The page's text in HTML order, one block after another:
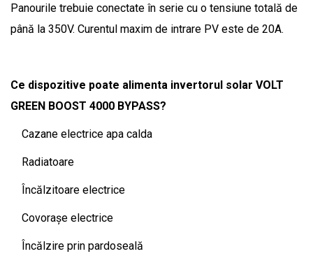
Panourile trebuie conectate în serie cu o tensiune totală de
până la 350V. Curentul maxim de intrare PV este de 20A.
Ce dispozitive poate alimenta invertorul solar VOLT
GREEN BOOST 4000 BYPASS?
Cazane electrice apa calda
Radiatoare
Încălzitoare electrice
Covorașe electrice
Încălzire prin pardoseală